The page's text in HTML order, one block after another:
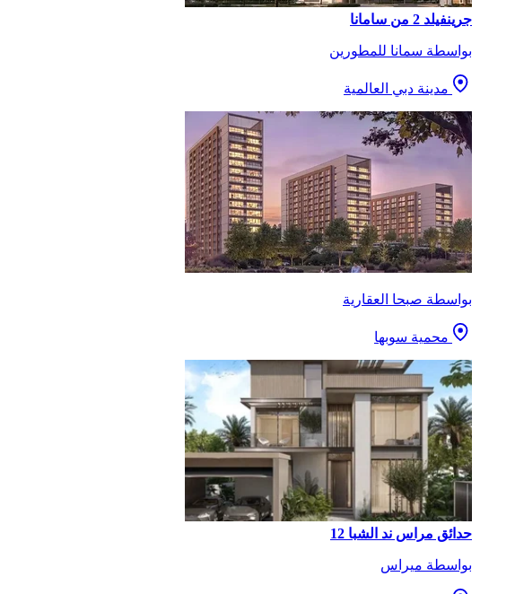
جرينفيلد 2 من سامانا
بواسطة سمانا للمطورين
مدينة دبي العالمية
بواسطة صبحا العقارية
محمية سوبها
حدائق مراس ند الشبا 12
بواسطة ميراس